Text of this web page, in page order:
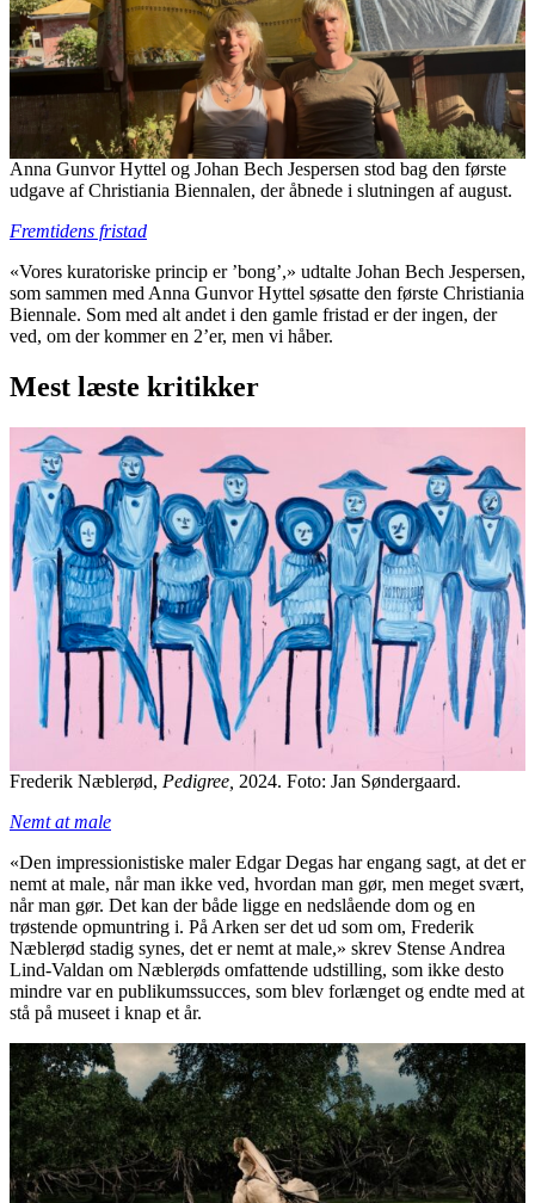
Anna Gunvor Hyttel og Johan Bech Jespersen stod bag den første
udgave af Christiania Biennalen, der åbnede i slutningen af august.
Fremtidens fristad
«Vores kuratoriske princip er ’bong’,» udtalte Johan Bech Jespersen,
som sammen med Anna Gunvor Hyttel søsatte den første Christiania
Biennale. Som med alt andet i den gamle fristad er der ingen, der
ved, om der kommer en 2’er, men vi håber.
Mest læste kritikker
Frederik Næblerød, Pedigree, 2024. Foto: Jan Søndergaard.
Nemt at male
«Den impressionistiske maler Edgar Degas har engang sagt, at det er
nemt at male, når man ikke ved, hvordan man gør, men meget svært,
når man gør. Det kan der både ligge en nedslående dom og en
trøstende opmuntring i. På Arken ser det ud som om, Frederik
Næblerød stadig synes, det er nemt at male,» skrev Stense Andrea
Lind-Valdan om Næblerøds omfattende udstilling, som ikke desto
mindre var en publikumssucces, som blev forlænget og endte med at
stå på museet i knap et år.